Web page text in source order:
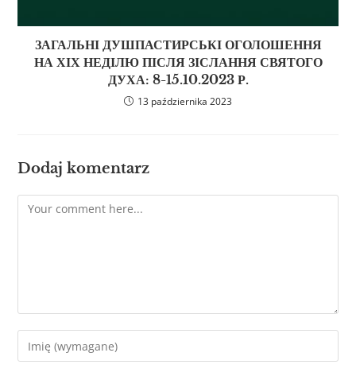
ЗАГАЛЬНІ ДУШПАСТИРСЬКІ ОГОЛОШЕННЯ
НА ХІХ НЕДІЛЮ ПІСЛЯ ЗІСЛАННЯ СВЯТОГО
ДУХА: 8-15.10.2023 Р.
13 października 2023
Dodaj komentarz